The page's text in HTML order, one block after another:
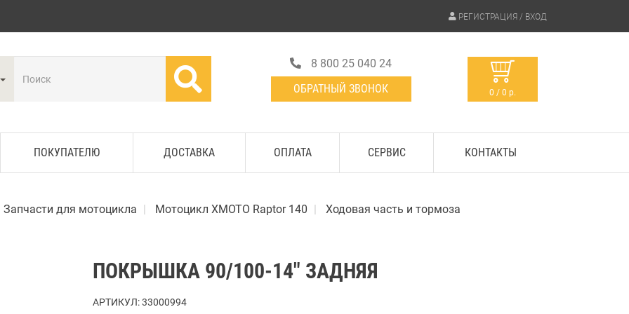
РЕГИСТРАЦИЯ / ВХОД
8 800 25 040 24
ОБРАТНЫЙ ЗВОНОК
0 / 0 р.
ПОКУПАТЕЛЮ ДОСТАВКА ОПЛАТА СЕРВИС КОНТАКТЫ
Запчасти для мотоцикла Мотоцикл XMOTO Raptor 140 Ходовая часть и тормоза
ПОКРЫШКА 90/100-14" ЗАДНЯЯ
АРТИКУЛ:33000994